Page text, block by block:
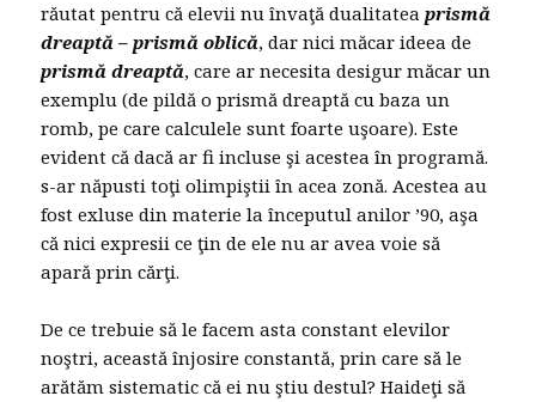
răutat pentru că elevii nu învaţă dualitateaprismă
dreaptă – prismă oblică, dar nici măcar ideea de
prismă dreaptă, care ar necesita desigur măcar un
exemplu (de pildă o prismă dreaptă cu baza un
romb, pe care calculele sunt foarte uşoare). Este
evident că dacă ar fi incluse şi acestea în programă.
s-ar năpusti toţi olimpiştii în acea zonă. Acestea au
fost exluse din materie la începutul anilor ’90, aşa
că nici expresii ce ţin de ele nu ar avea voie să
apară prin cărţi.
De ce trebuie să le facem asta constant elevilor
noştri, această înjosire constantă, prin care să le
arătăm sistematic că ei nu ştiu destul? Haideţi să